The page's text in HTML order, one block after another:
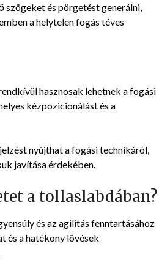
szögeket és pörgetést generálni,
a helytelen fogás téves
hasznosak lehetnek a fogási
kézpozicionálást és a
nyújthat a fogási technikáról,
javítása érdekében.
a tollaslabdában?
és az agilitás fenntartásához
és a hatékony lövések